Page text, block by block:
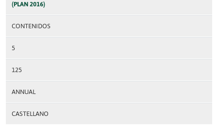
(PLAN 2016)
CONTENIDOS
5
125
ANNUAL
CASTELLANO